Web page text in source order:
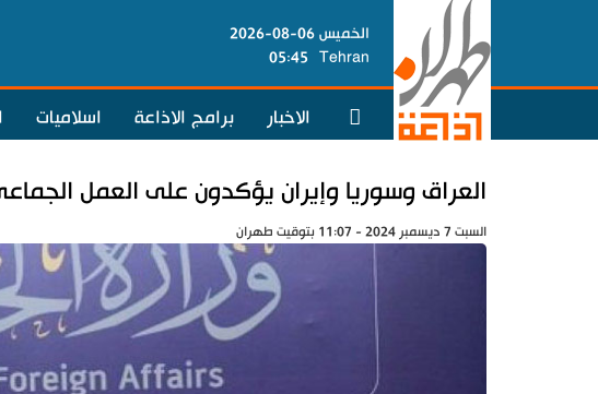
الخميس 06-08-2026
Tehran
05:45
الاخبار برامج الاذاعة اسلاميات
العراق وسوريا وإيران يؤكدون على العمل
السبت 7 ديسمبر 2024 - 11:07 بتوقيت طهران